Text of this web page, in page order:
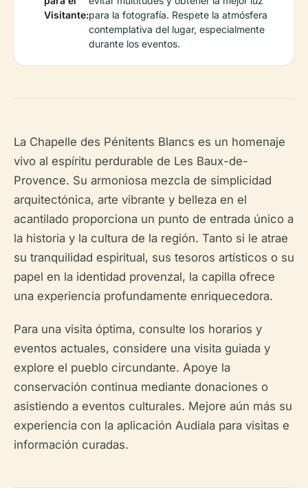
Visitante:para la fotografía. Respete la atmósfera
contemplativa del lugar, especialmente
durante los eventos.
La Chapelle des Pénitents Blancs es un homenaje
vivo al espíritu perdurable de Les Baux-de-
Provence. Su armoniosa mezcla de simplicidad
arquitectónica, arte vibrante y belleza en el
acantilado proporciona un punto de entrada único a
la historia y la cultura de la región. Tanto si le atrae
su tranquilidad espiritual, sus tesoros artísticos o su
papel en la identidad provenzal, la capilla ofrece
una experiencia profundamente enriquecedora.
Para una visita óptima, consulte los horarios y
eventos actuales, considere una visita guiada y
explore el pueblo circundante. Apoye la
conservación continua mediante donaciones o
asistiendo a eventos culturales. Mejore aún más su
experiencia con la aplicación Audiala para visitas e
información curadas.